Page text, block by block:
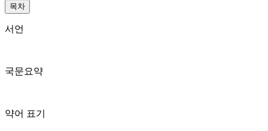
목차
서언
국문요약
약어 표기